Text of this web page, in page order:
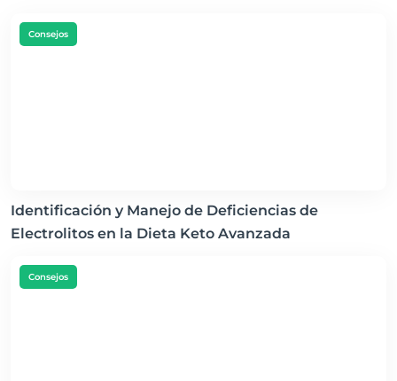
Consejos
Identificación y Manejo de Deficiencias de
Electrolitos en la Dieta Keto Avanzada
Consejos